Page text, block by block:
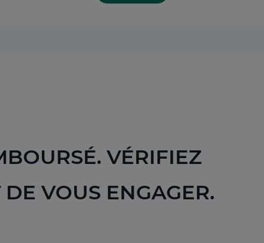
VÉRIFIEZ
VOUS ENGAGER.